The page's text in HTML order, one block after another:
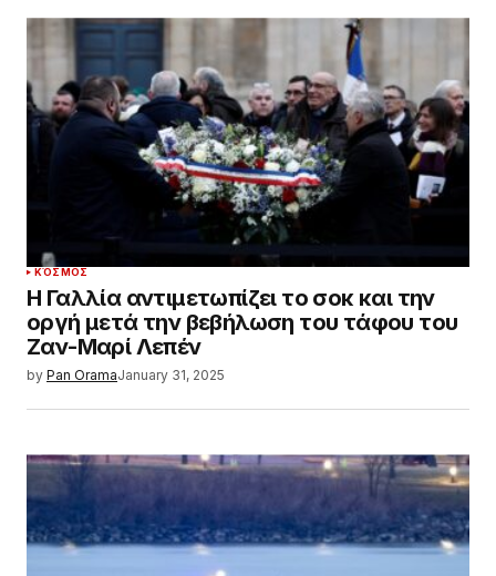
ΚΌΣΜΟΣ
Η Γαλλία αντιμετωπίζει το σοκ και την
οργή μετά την βεβήλωση του τάφου του
Ζαν-Μαρί Λεπέν
by Pan OramaJanuary 31, 2025